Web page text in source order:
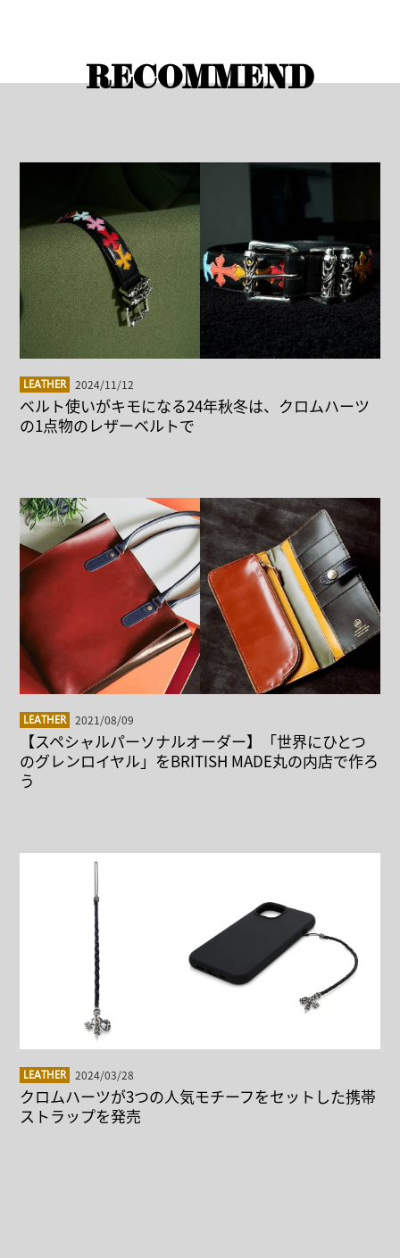
RECOMMEND
LEATHER 2024/11/12
ベルト使いがキモになる24年秋冬は、クロムハーツ
の1点物のレザーベルトで
LEATHER 2021/08/09
【スペシャルパーソナルオーダー】「世界にひとつ
のグレンロイヤル」をBRITISH MADE丸の内店で作ろ
う
LEATHER 2024/03/28
クロムハーツが3つの人気モチーフをセットした携帯
ストラップを発売